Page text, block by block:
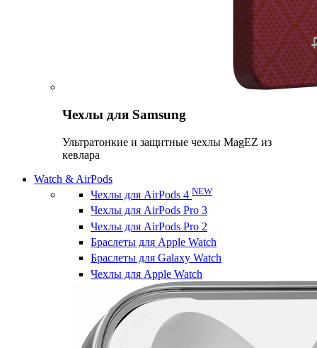
Чехлы для Samsung
Ультратонкие и защитные чехлы MagEZ из
кевлара
Watch & AirPods
Чехлы для AirPods 4 NEW
Чехлы для AirPods Pro 3
Чехлы для AirPods Pro 2
Браслеты для Apple Watch
Браслеты для Galaxy Watch
Чехлы для Apple Watch